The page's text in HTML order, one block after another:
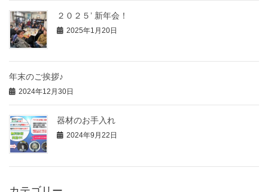
２０２５’ 新年会！
2025年1月20日
年末のご挨拶♪
2024年12月30日
器材のお手入れ
2024年9月22日